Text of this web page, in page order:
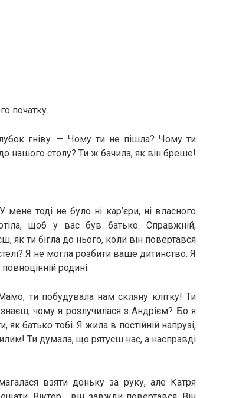
початку.
гніву. — Чому ти не пішла? Чому ти
нашого столу? Ти ж бачила, як він бреше!
тоді не було ні кар’єри, ні власного
щоб у вас був батько. Справжній,
як ти бігла до нього, коли він повертався
Я не могла розбити ваше дитинство. Я
родині.
ти побудувала нам скляну клітку! Ти
чому я розлучилася з Андрієм? Бо я
батько тобі. Я жила в постійній напрузі,
Ти думала, що рятуєш нас, а насправді
взяти доньку за руку, але Катря